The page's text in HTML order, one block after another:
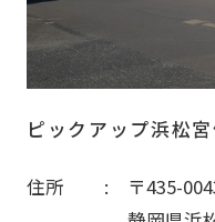
ピックアップ浜松
住所
〒435-